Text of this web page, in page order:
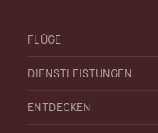
FLÜGE
DIENSTLEISTUNGEN
ENTDECKEN